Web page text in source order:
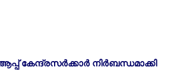
നിര്‍ബന്ധമാക്കി